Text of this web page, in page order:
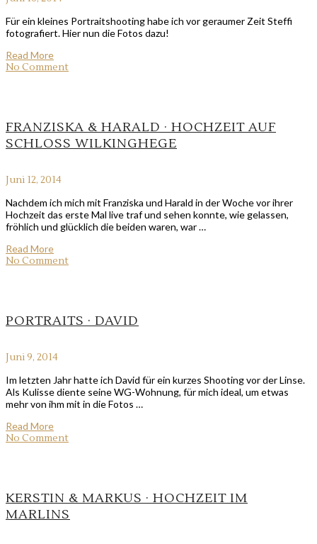
Für ein kleines Portraitshooting habe ich vor geraumer Zeit Steffi
fotografiert. Hier nun die Fotos dazu!
Read More
No Comment
FRANZISKA & HARALD · HOCHZEIT AUF
SCHLOSS WILKINGHEGE
Juni 12, 2014
Nachdem ich mich mit Franziska und Harald in der Woche vor ihrer
Hochzeit das erste Mal live traf und sehen konnte, wie gelassen,
fröhlich und glücklich die beiden waren, war …
Read More
No Comment
PORTRAITS · DAVID
Juni 9, 2014
Im letzten Jahr hatte ich David für ein kurzes Shooting vor der Linse.
Als Kulisse diente seine WG-Wohnung, für mich ideal, um etwas
mehr von ihm mit in die Fotos …
Read More
No Comment
KERSTIN & MARKUS · HOCHZEIT IM
MARLINS